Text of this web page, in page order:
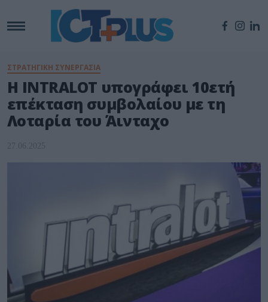
ΣΤΡΑΤΗΓΙΚΗ ΣΥΝΕΡΓΑΣΙΑ
Η INTRALOT υπογράφει 10ετή
επέκταση συμβολαίου με τη
Λοταρία του Άινταχο
27.06.2025